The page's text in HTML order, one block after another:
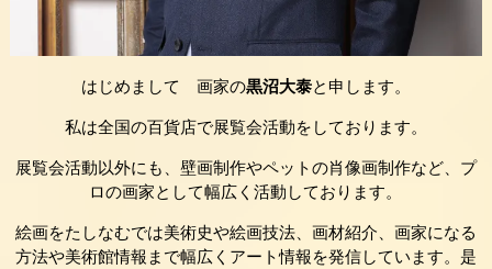
はじめまして 画家の黒沼大泰と申します。
私は全国の百貨店で展覧会活動をしております。
展覧会活動以外にも、壁画制作やペットの肖像画制作など、プ
ロの画家として幅広く活動しております。
絵画をたしなむでは美術史や絵画技法、画材紹介、画家になる
方法や美術館情報まで幅広くアート情報を発信しています。是